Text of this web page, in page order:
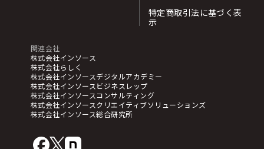
特定商取引法に基づく表
示
関連会社
株式会社インソース
株式会社らしく
株式会社インソースデジタルアカデミー
株式会社インソースビジネスレップ
株式会社インソースコンサルティング
株式会社インソースクリエイティブソリューションズ
株式会社インソース総合研究所